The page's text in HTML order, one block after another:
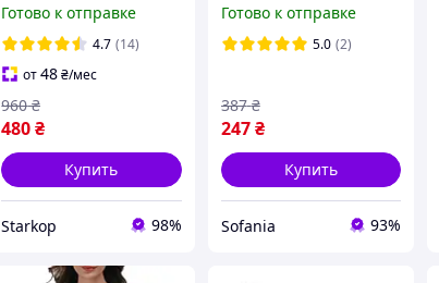
корсет, корсет грация с
утяжкой
Готово к отправке
4.7 (14)
от48₴/мес
480₴
960 ₴
Купить
Starkop 98%
утягивающий
комбидресс со
Готово к отправке
5.0 (2)
247 ₴
387 ₴
Купить
Sofania 93%